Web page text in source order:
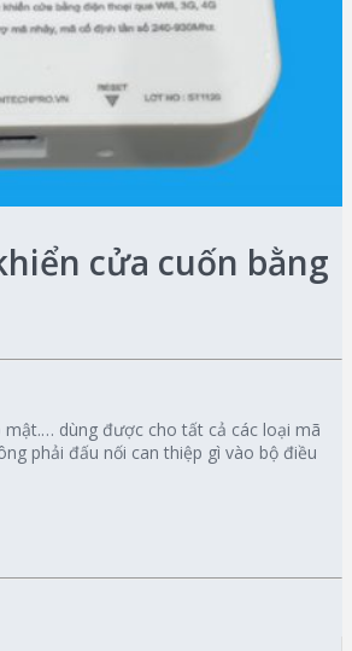
cửa cuốn bằng
mật.… dùng được cho tất cả các loại mã
phải đấu nối can thiệp gì vào bộ điều